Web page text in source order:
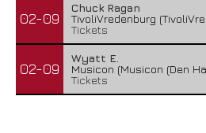
02-09
Chuck Ragan
TivoliVredenburg
Tickets
02-09
Wyatt E.
Musicon (Musicon (Den
Tickets